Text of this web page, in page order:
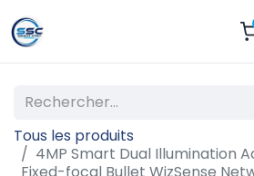
Tous les produits
4MP Smart Dual Illumination